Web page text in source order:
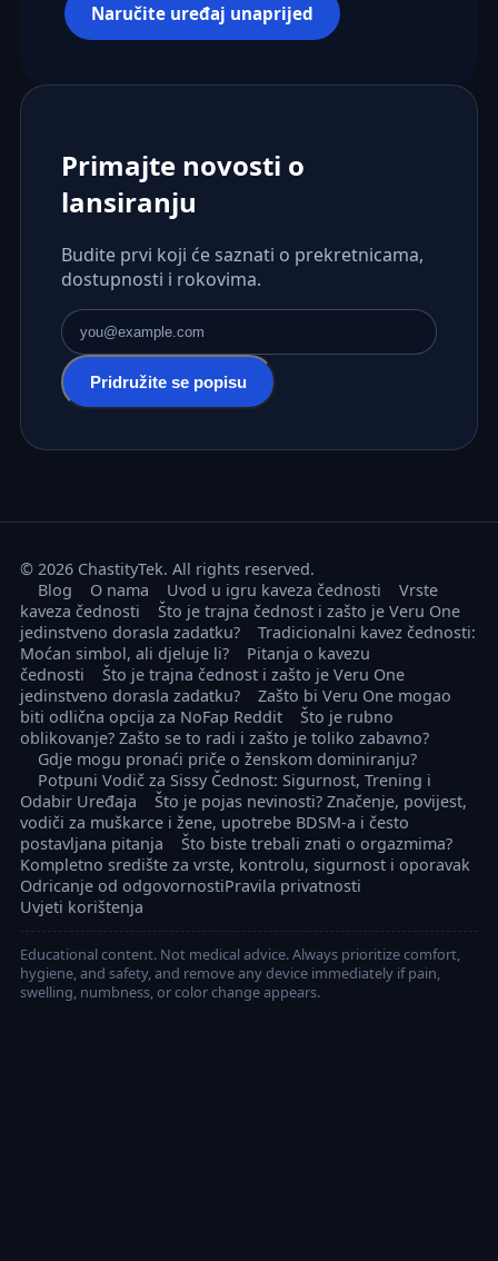
Naručite uređaj unaprijed
Primajte novosti o
lansiranju
Budite prvi koji će saznati o prekretnicama,
dostupnosti i rokovima.
E-mail adresa
Pridružite se popisu
© 2026 ChastityTek. All rights reserved.
Blog
O nama Uvod u igru kaveza čednosti
Vrste
kaveza čednosti
Što je trajna čednost i zašto je Veru One
jedinstveno dorasla zadatku?
Tradicionalni kavez čednosti:
Moćan simbol, ali djeluje li?
Pitanja o kavezu
čednosti
Što je trajna čednost i zašto je Veru One
jedinstveno dorasla zadatku?
Zašto bi Veru One mogao
biti odlična opcija za NoFap Reddit
Što je rubno
oblikovanje? Zašto se to radi i zašto je toliko zabavno?
Gdje mogu pronaći priče o ženskom dominiranju?
Potpuni Vodič za Sissy Čednost: Sigurnost, Trening i
Odabir Uređaja
Što je pojas nevinosti? Značenje, povijest,
vodiči za muškarce i žene, upotrebe BDSM-a i često
postavljana pitanja
Što biste trebali znati o orgazmima?
Kompletno središte za vrste, kontrolu, sigurnost i oporavak
Odricanje od odgovornostiPravila privatnosti
Uvjeti korištenja
Educational content. Not medical advice. Always prioritize comfort,
hygiene, and safety, and remove any device immediately if pain,
swelling, numbness, or color change appears.